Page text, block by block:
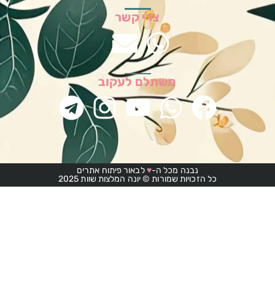
צרי קשר
משתלם לעקוב
נבנה מכל ה-♥לבאור פיתוח אתרים
כל הזכויות שמורות © יונה המלצות שוות 2025